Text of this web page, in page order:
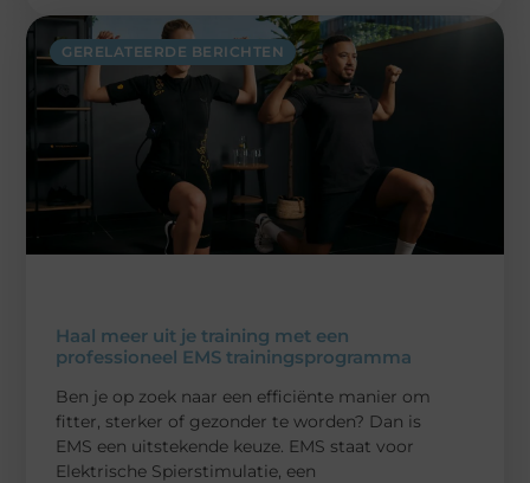
GERELATEERDE BERICHTEN
Haal meer uit je training met een
professioneel EMS trainingsprogramma
Ben je op zoek naar een efficiënte manier om
fitter, sterker of gezonder te worden? Dan is
EMS een uitstekende keuze. EMS staat voor
Elektrische Spierstimulatie, een